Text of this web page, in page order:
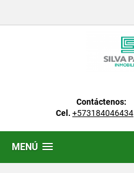
Contáctenos:
Cel. +573184046434
MENÚ